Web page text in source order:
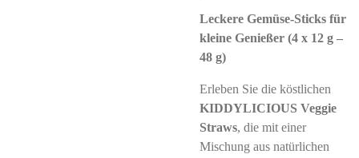
Leckere Gemüse-Sticks für
kleine Genießer (4 x 12 g –
48 g)
Erleben Sie die köstlichen
KIDDYLICIOUS Veggie
Straws, die mit einer
Mischung aus natürlichen